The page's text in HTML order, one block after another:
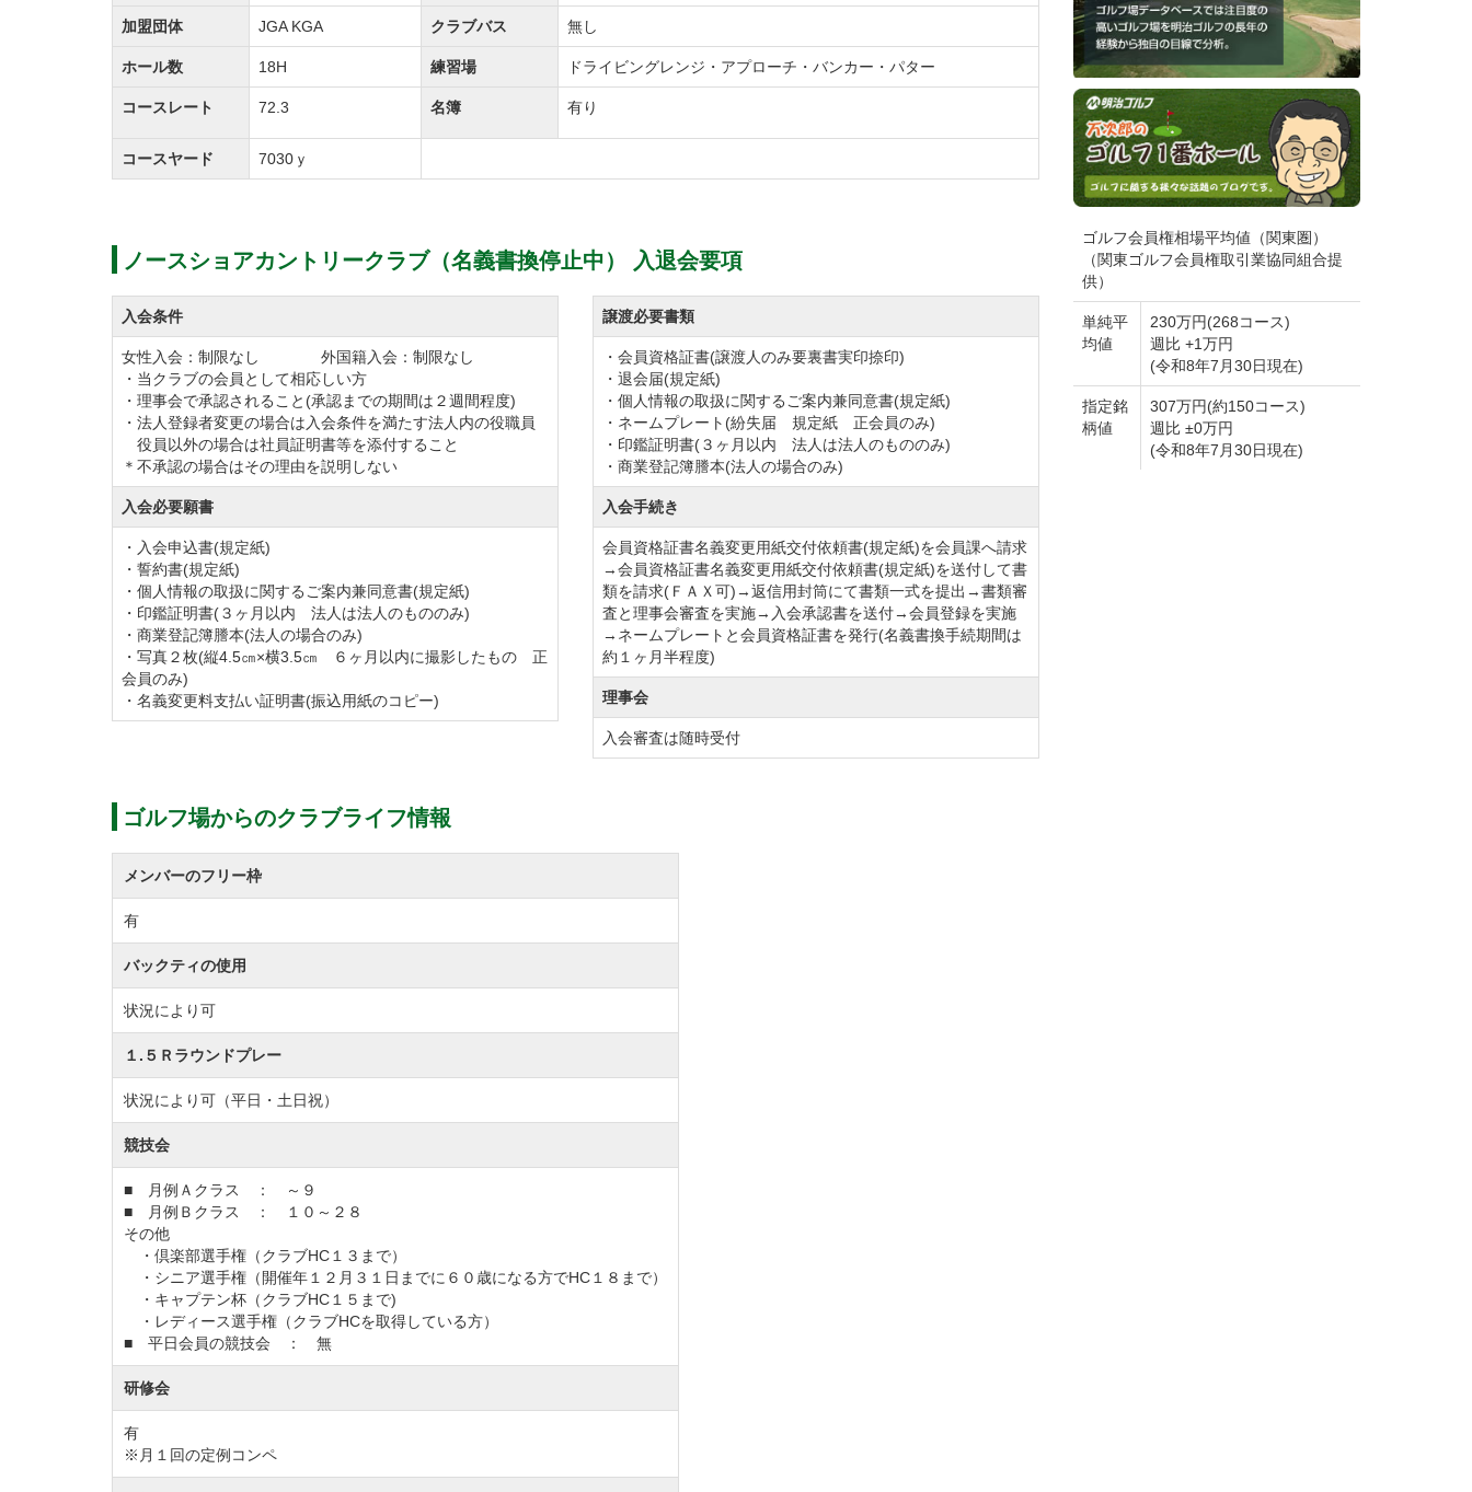
を使用したレストランも完備しています。
ラウンド中の休憩時間やプレー後のご歓談が盛り上がることでしょう。
ノースショアカントリークラブはコースや練習場、クラブハウス内の設備に至るまで、質の高いサービスを提
供しているゴルフ場です。
また、毎月開催の「月例杯」をはじめ、クラブ競技も充実しているため、メンバー同士の親睦を深めるイベン
です。
ゴルフ会員権の購入をお考えの方やノースショアカントリークラブの最新相場情報をご希望の方はもちろん、
ホームコースをお考えの方もこの機会にお気軽にお問合せくださいませ。
◆コースの方のコメント
「ノースショアは”ゴルフの本質”を考えます。コースコンディションをはじめ、食事やサービスなど、全てにお
いて”品質”の高さを追求します。」
是非ご検討ください。
◆コースの方からの情報（平成２４年１月現在、コースの都合により変更される場合がございますので念のた
めご確認下さい）
１）コンペ等
・昭和会（毎月１回平日開催）＝６０歳以上男性、女性。
・新年杯（１月）＝会員とゲスト混合開催。
・開場記念杯（１０月）＝会員とゲスト混合開催。
①名義書換停止期間
令和3年4月12日より
新規会員募集を予定しており、その準備のため当分の間名義書換を停止する。
◆周辺ゴルフ場
「ザ・ロイヤルオーシャン」
カントリークラブ」
◆交通機関
・自動車でお越しの場合
東関東自動車道「潮来IC」より22km、25分。
常磐自動車道「土浦北IC」より35km、45分。
・電車をご利用の場合
JR常磐線「石岡駅」下車、石岡駅からの移動はタクシーとなります。
加盟団体 JGA KGA クラブバス 無し
ホール数 18H 練習場 ドライビングレンジ・アプローチ・バンカー・パター
コースレート 72.3 名簿 有り
コースヤード 7030ｙ
ノースショアカントリークラブ（名義書換停止中） 入退会要項
入会条件
女性入会：制限なし 外国籍入会：制限なし
・当クラブの会員として相応しい方
・理事会で承認されること(承認までの期間は２週間程度)
・法人登録者変更の場合は入会条件を満たす法人内の役職員
役員以外の場合は社員証明書等を添付すること
＊不承認の場合はその理由を説明しない
入会必要願書
・入会申込書(規定紙)
・誓約書(規定紙)
・個人情報の取扱に関するご案内兼同意書(規定紙)
・印鑑証明書(３ヶ月以内 法人は法人のもののみ)
・商業登記簿謄本(法人の場合のみ)
・写真２枚(縦4.5㎝×横3.5㎝ ６ヶ月以内に撮影したもの 正
会員のみ)
・名義変更料支払い証明書(振込用紙のコピー)
譲渡必要書類
・会員資格証書(譲渡人のみ要裏書実印捺印)
・退会届(規定紙)
・個人情報の取扱に関するご案内兼同意書(規定紙)
・ネームプレート(紛失届 規定紙 正会員のみ)
・印鑑証明書(３ヶ月以内 法人は法人のもののみ)
・商業登記簿謄本(法人の場合のみ)
入会手続き
会員資格証書名義変更用紙交付依頼書(規定紙)を会員課へ請求
→会員資格証書名義変更用紙交付依頼書(規定紙)を送付して書
類を請求(ＦＡＸ可)→返信用封筒にて書類一式を提出→書類審
査と理事会審査を実施→入会承認書を送付→会員登録を実施
→ネームプレートと会員資格証書を発行(名義書換手続期間は
約１ヶ月半程度)
理事会
入会審査は随時受付
ゴルフ場からのクラブライフ情報
メンバーのフリー枠
有
バックティの使用
状況により可
１.５Ｒラウンドプレー
状況により可（平日・土日祝）
競技会
■ 月例Ａクラス ： ～９
■ 月例Ｂクラス ： １０～２８
その他
・倶楽部選手権（クラブHC１３まで）
・シニア選手権（開催年１２月３１日までに６０歳になる方でHC１８まで）
・キャプテン杯（クラブHC１５まで)
・レディース選手権（クラブHCを取得している方）
■ 平日会員の競技会 ： 無
研修会
有
※月１回の定例コンペ
ゴルフ会員権相場平均値（関東圏）
（関東ゴルフ会員権取引業協同組合提
供）
単純平
均値
230万円(268コース)
週比 +1万円
(令和8年7月30日現在)
指定銘
柄値
307万円(約150コース)
週比 ±0万円
(令和8年7月30日現在)